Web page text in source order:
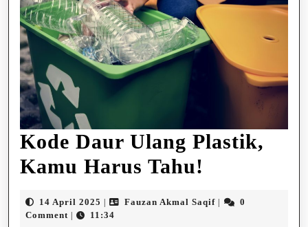
Kode Daur Ulang Plastik,
Kamu Harus Tahu!
Ulang
14 April 2025 14
April
| Fauzan Akmal SaqifFauzan
|
0
Comment | 11:34